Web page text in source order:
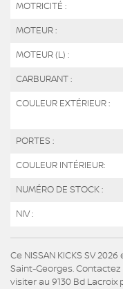
MOTRICITÉ :
MOTEUR :
MOTEUR (L) :
CARBURANT :
COULEUR EXTÉRIEUR :
PORTES :
COULEUR INTÉRIEUR:
NUMÉRO DE STOCK :
NIV :
Ce NISSAN KICKS SV
Saint-Georges.
visiter au 9130 Bd